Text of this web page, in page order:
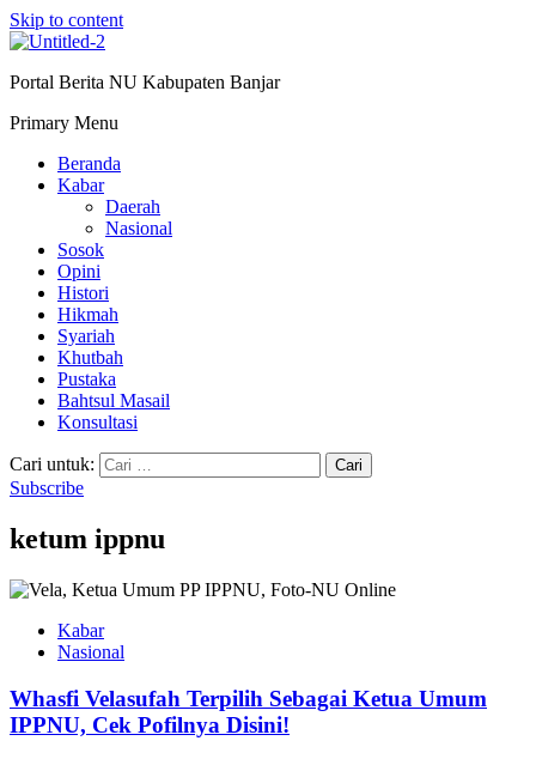
Skip to content
Portal Berita NU Kabupaten Banjar
Primary Menu
Beranda
Kabar
Daerah
Nasional
Sosok
Opini
Histori
Hikmah
Syariah
Khutbah
Pustaka
Bahtsul Masail
Konsultasi
Cari untuk:
Subscribe
ketum ippnu
Kabar
Nasional
Whasfi Velasufah Terpilih Sebagai Ketua Umum
IPPNU, Cek Pofilnya Disini!